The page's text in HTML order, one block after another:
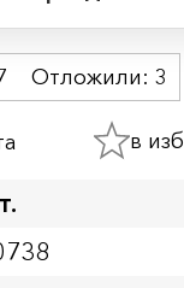
Отложили: 3
в